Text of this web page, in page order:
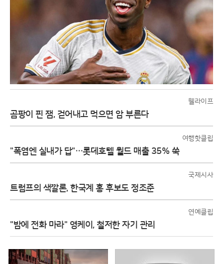
웰라이프
곰팡이 핀 잼, 걷어내고 먹으면 암 부른다
여행핫클립
"폭염엔 실내가 답"…롯데호텔 월드 매출 35% 쑥
국제시사
트럼프의 색깔론, 한국계 홍 후보도 정조준
연예클립
"밤에 전화 마라" 영케이, 철저한 자기 관리